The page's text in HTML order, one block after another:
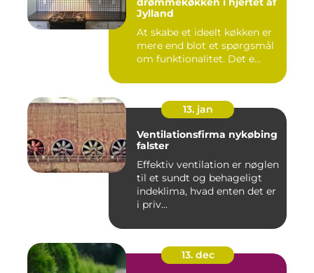
Jylland
At skabe et ideelt køkken er
mere end blot et spørgsmål
om funktionalitet. Det e...
13. jan
Ventilationsfirma nykøbing
falster
Effektiv ventilation er nøglen
til et sundt og behageligt
indeklima, hvad enten det er
i priv...
13. dec